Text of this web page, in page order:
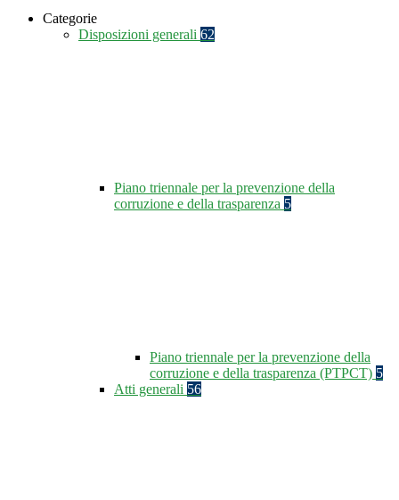
Categorie
Disposizioni generali 62
Piano triennale per la prevenzione della
corruzione e della trasparenza 5
Piano triennale per la prevenzione della
corruzione e della trasparenza (PTPCT) 5
Atti generali 56